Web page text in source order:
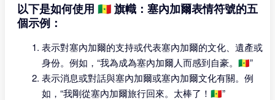
以下是如何使用 🇸🇳 旗幟：塞內加爾表情符號的五
個示例：
表示對塞內加爾的支持或代表塞內加爾的文化、遺產或
身份。例如，“我為成為塞內加爾人而感到自豪。🇸🇳”
表示消息或對話與塞內加爾或塞內加爾文化有關。例
如，“我剛從塞內加爾旅行回來。太棒了！🇸🇳”